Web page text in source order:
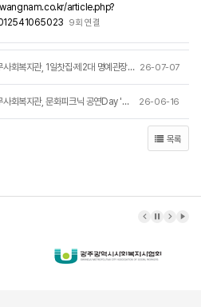
article.php?
9회 연결
[언론보도] 꿈나무사회복지관, 1일찻집·제2대 명예관장 위촉식 ‘성료’ 26-07-07
[언론보도] 꿈나무사회복지관, 문화피크닉 공연Day '성황' 26-06-16
목록
이전 배너
배너 정지
다음 배
배